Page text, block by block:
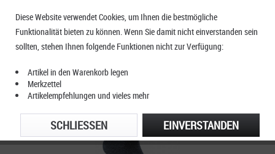
Rohner Trekkingsocken Fibre Light SuperR blue
denim
Diese Website verwendet Cookies, um Ihnen die bestmögliche
Funktionalität bieten zu können. Wenn Sie damit nicht einverstanden sein
sollten, stehen Ihnen folgende Funktionen nicht zur Verfügung:
Artikel in den Warenkorb legen
Merkzettel
Artikelempfehlungen und vieles mehr
EINVERSTANDEN
SCHLIESSEN